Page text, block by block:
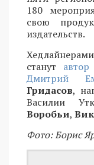
180
свою
издательств.
станут
Дмитрий
Гридасов,
Василии
Воробьи,
Фото: Борис